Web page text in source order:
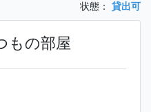
状態： 貸出可
もの部屋